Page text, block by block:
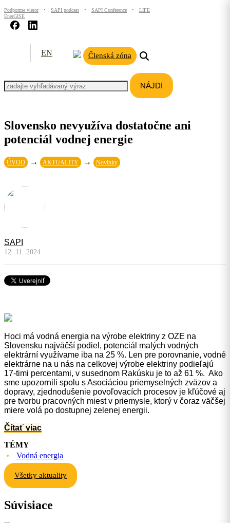
Podporme vietor • SAPI podcast • SAPI Conference •
LIFE
EnerGISE
EN Členská zóna
Slovensko nevyužíva dostatočne ani
potenciál vodnej energie
ÚVOD → AKTUALITY → Novinky
SAPI
12. 11. 2024
Hoci má vodná energia na výrobe elektriny z OZE na
Slovensku najväčší podiel, potenciál malých vodných
elektrární využívame iba na 25 %. Len pre porovnanie, vodné
elektrárne na u nás na celkovej výrobe elektriny podieľajú
17-timi percentami, v susednom Rakúsku je to až 61 %. Ako
sme upozornili spolu s Asociáciou priemyselných zväzov a
dopravy, zjednodušenie povoľovacích procesov je kľúčové aj
pre tvorbu pracovných miest v priemysle, ktorý v čoraz väčšej
miere volá po dostupnej zelenej energii.
Čítať viac
TÉMY
Vodná energia
Všetky aktuality
Súvisiace